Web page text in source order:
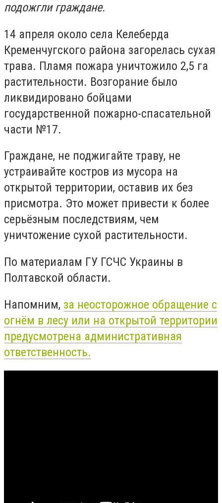
подожгли граждане.
14 апреля около села Келеберда
Кременчугского района загорелась сухая
трава. Пламя пожара уничтожило 2,5 га
растительности. Возгорание было
ликвидировано бойцами
государственной пожарно-спасательной
части №17.
Граждане, не поджигайте траву, не
устраивайте костров из мусора на
открытой территории, оставив их без
присмотра. Это может привести к более
серьёзным последствиям, чем
уничтожение сухой растительности.
По материалам ГУ ГСЧС Украины в
Полтавской области.
Напомним, за неосторожное обращение с
огнём в лесу или на открытой территории
предусмотрена административная
ответственность.